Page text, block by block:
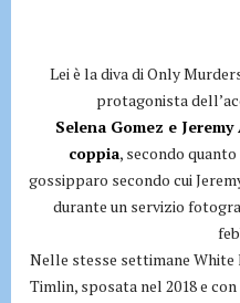
Lei è la diva di Only
protagonista
Selena Gomez e
coppia, secondo
gossipparo secondo cui
durante un servizio
Nelle stesse settimane
Timlin, sposata nel 2018 e